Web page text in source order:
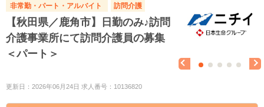
非常勤・パート・アルバイト 訪問介護
【秋田県／鹿角市】日勤のみ♪訪問
介護事業所にて訪問介護員の募集
＜パート＞
更新日：2026年06月24日 求人番号：10136820